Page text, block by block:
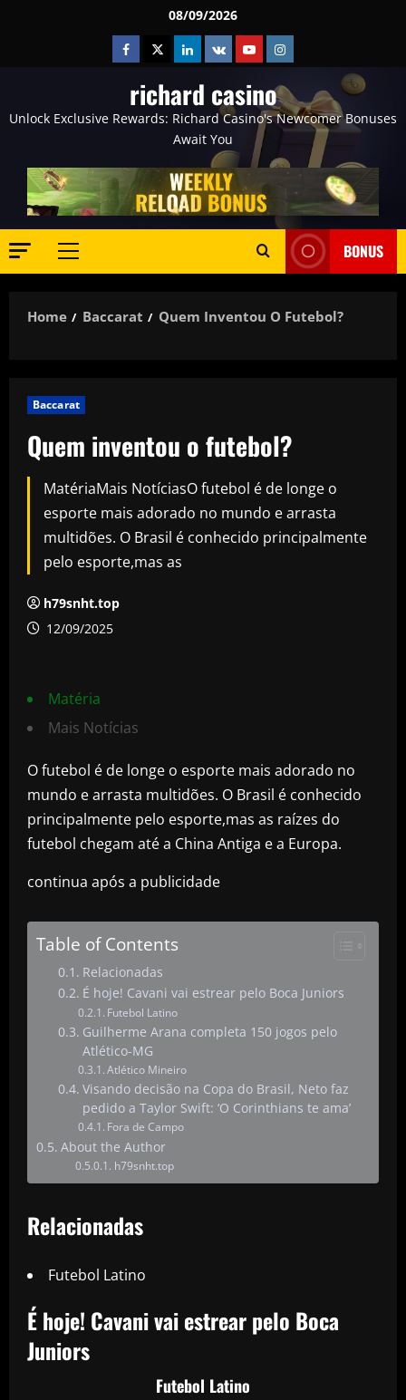
08/09/2026
Facebook
TwitterLinkedin
VK YoutubeInstagram
richard casino
Unlock Exclusive Rewards: Richard Casino's Newcomer Bonuses
Await You
Primary
BONUS
Home Baccarat Quem Inventou O Futebol?
Baccarat
Quem inventou o futebol?
MatériaMais NotíciasO futebol é de longe o
esporte mais adorado no mundo e arrasta
multidões. O Brasil é conhecido principalmente
pelo esporte,mas as
h79snht.top
12/09/2025
Matéria
Mais Notícias
O futebol é de longe o esporte mais adorado no
mundo e arrasta multidões. O Brasil é conhecido
principalmente pelo esporte,mas as raízes do
futebol chegam até a China Antiga e a Europa.
continua após a publicidade
Table of Contents
Relacionadas
É hoje! Cavani vai estrear pelo Boca Juniors
Futebol Latino
Guilherme Arana completa 150 jogos pelo
Atlético-MG
Atlético Mineiro
Visando decisão na Copa do Brasil, Neto faz
pedido a Taylor Swift: ‘O Corinthians te ama’
Fora de Campo
About the Author
h79snht.top
Relacionadas
Futebol Latino
É hoje! Cavani vai estrear pelo Boca
Juniors
Futebol Latino